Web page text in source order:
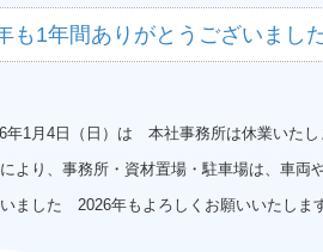
1年間ありがとうございまし
年1月4日（日）は 本社事務所は休業いたし
より、事務所・資材置場・駐車場は、車両
ました 2026年もよろしくお願いいたしま